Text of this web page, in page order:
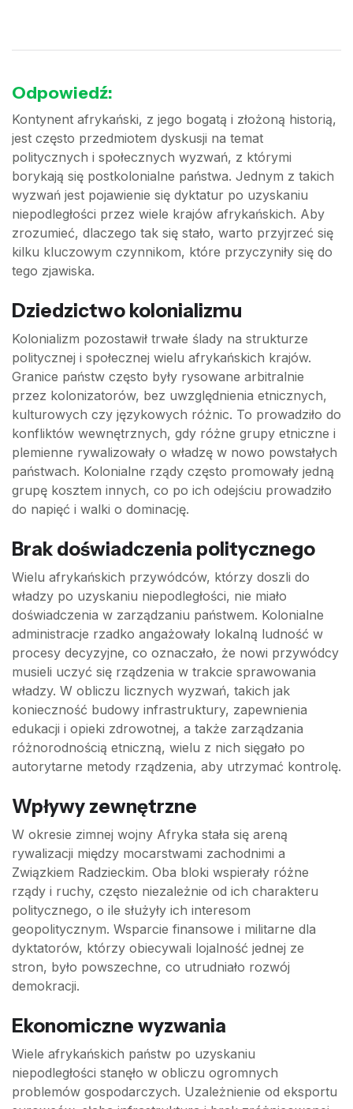
Odpowiedź:
Kontynent afrykański, z jego bogatą i złożoną historią,
jest często przedmiotem dyskusji na temat
politycznych i społecznych wyzwań, z którymi
borykają się postkolonialne państwa. Jednym z takich
wyzwań jest pojawienie się dyktatur po uzyskaniu
niepodległości przez wiele krajów afrykańskich. Aby
zrozumieć, dlaczego tak się stało, warto przyjrzeć się
kilku kluczowym czynnikom, które przyczyniły się do
tego zjawiska.
Dziedzictwo kolonializmu
Kolonializm pozostawił trwałe ślady na strukturze
politycznej i społecznej wielu afrykańskich krajów.
Granice państw często były rysowane arbitralnie
przez kolonizatorów, bez uwzględnienia etnicznych,
kulturowych czy językowych różnic. To prowadziło do
konfliktów wewnętrznych, gdy różne grupy etniczne i
plemienne rywalizowały o władzę w nowo powstałych
państwach. Kolonialne rządy często promowały jedną
grupę kosztem innych, co po ich odejściu prowadziło
do napięć i walki o dominację.
Brak doświadczenia politycznego
Wielu afrykańskich przywódców, którzy doszli do
władzy po uzyskaniu niepodległości, nie miało
doświadczenia w zarządzaniu państwem. Kolonialne
administracje rzadko angażowały lokalną ludność w
procesy decyzyjne, co oznaczało, że nowi przywódcy
musieli uczyć się rządzenia w trakcie sprawowania
władzy. W obliczu licznych wyzwań, takich jak
konieczność budowy infrastruktury, zapewnienia
edukacji i opieki zdrowotnej, a także zarządzania
różnorodnością etniczną, wielu z nich sięgało po
autorytarne metody rządzenia, aby utrzymać kontrolę.
Wpływy zewnętrzne
W okresie zimnej wojny Afryka stała się areną
rywalizacji między mocarstwami zachodnimi a
Związkiem Radzieckim. Oba bloki wspierały różne
rządy i ruchy, często niezależnie od ich charakteru
politycznego, o ile służyły ich interesom
geopolitycznym. Wsparcie finansowe i militarne dla
dyktatorów, którzy obiecywali lojalność jednej ze
stron, było powszechne, co utrudniało rozwój
demokracji.
Ekonomiczne wyzwania
Wiele afrykańskich państw po uzyskaniu
niepodległości stanęło w obliczu ogromnych
problemów gospodarczych. Uzależnienie od eksportu